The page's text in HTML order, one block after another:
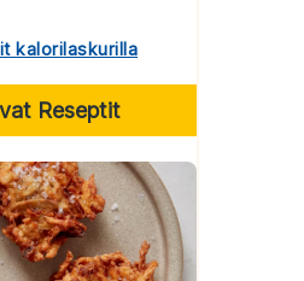
kalorilaskurilla
Reseptit